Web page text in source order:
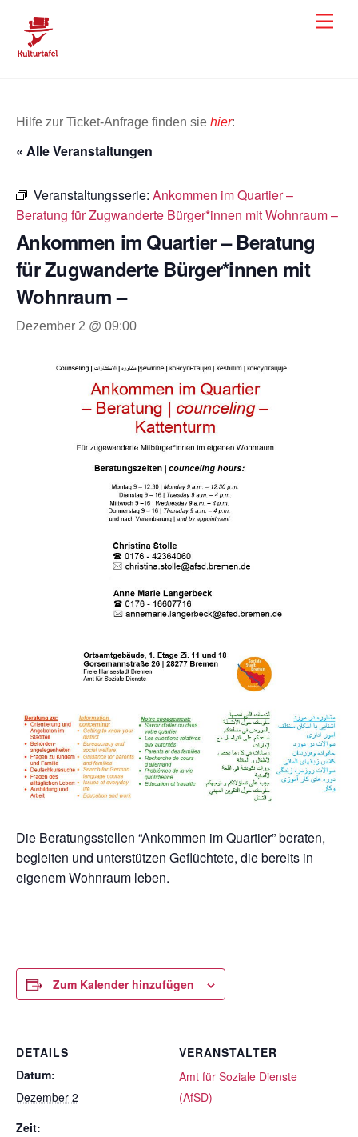
content
Hilfe zur Ticket-Anfrage finden sie hier:
« Alle Veranstaltungen
Veranstaltungsserie: Ankommen im Quartier –
Beratung für Zugwanderte Bürger*innen mit Wohnraum –
Ankommen im Quartier – Beratung
für Zugwanderte Bürger*innen mit
Wohnraum –
Dezember 2 @ 09:00
Die Beratungsstellen “Ankommen im Quartier” beraten,
begleiten und unterstützen Geflüchtete, die bereits in
eigenem Wohnraum leben.
Zum Kalender hinzufügen
DETAILS
Datum:
Dezember 2
Zeit:
VERANSTALTER
Amt für Soziale Dienste
(AfSD)